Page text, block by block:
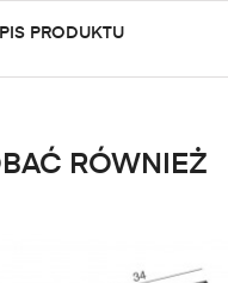
PRODUKTU
RÓWNIEŻ